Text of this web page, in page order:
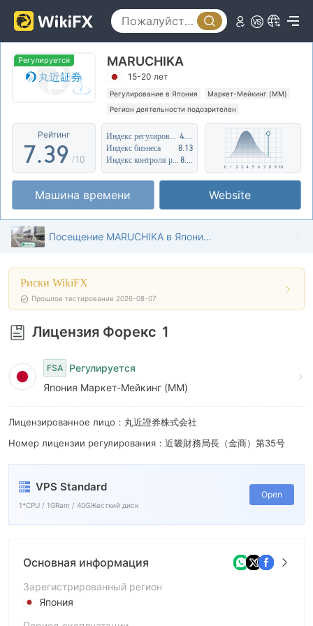
Регулируется MARUCHIKA
15-20 лет
Регулирование в Япония
Маркет-Мейкинг (MM)
Регион деятельности подозрителен
Средние потенциальные риски
Рейтинг
2
3
4
6
7
8
9
.
0
2
3
4
5
6
7
8
9
4
5
6
8
9 /10
Индекс бизнеса
8.13
Машина времени Website
Посещение MARUCHIKA в Японии – найден офис
Риски WikiFX
Прошлое тестирование 2026-08-07
Лицензия Форекс 1
FSA
Регулируется
Япония Маркет-Мейкинг (MM)
Лицензированное лицо：丸近證券株式会社
Номер лицензии регулирования：近畿財務局長（金商）第35号
VPS Standard
1*CPU / 1GRam / 40GЖесткий диск
Open
Основная информация
Зарегистрированный регион
Япония